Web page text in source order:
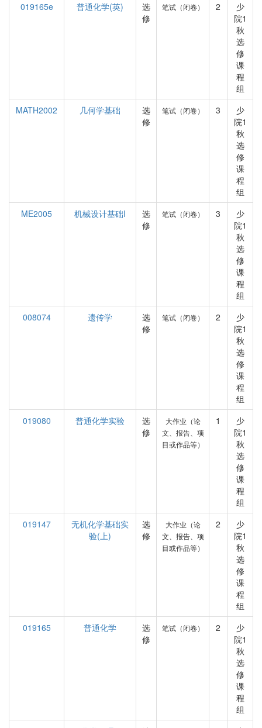
019165e
普通化学(英)
选
修
笔试（闭卷） 2
少
院1
秋
选
修
课
程
组
MATH2002
几何学基础
选
修
笔试（闭卷） 3
少
院1
秋
选
修
课
程
组
ME2005
机械设计基础I
选
修
笔试（闭卷） 3
少
院1
秋
选
修
课
程
组
008074
遗传学
选
修
笔试（闭卷） 2
少
院1
秋
选
修
课
程
组
019080
普通化学实验
选
修
大作业（论
文、报告、项
目或作品等）
1
少
院1
秋
选
修
课
程
组
019147
无机化学基础实
验(上)
选
修
大作业（论
文、报告、项
目或作品等）
2
少
院1
秋
选
修
课
程
组
019165
普通化学
选
修
笔试（闭卷） 2
少
院1
秋
选
修
课
程
组